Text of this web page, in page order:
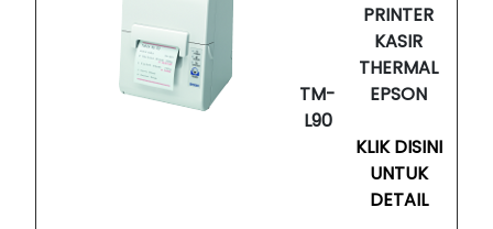
TM-
L90
PRINTER
KASIR
THERMAL
EPSON
KLIK DISINI
UNTUK
DETAIL